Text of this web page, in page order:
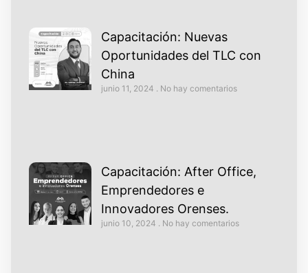
Capacitación: Nuevas
Oportunidades del TLC con
China
junio 11, 2024 No hay comentarios
Capacitación: After Office,
Emprendedores e
Innovadores Orenses.
junio 10, 2024 No hay comentarios